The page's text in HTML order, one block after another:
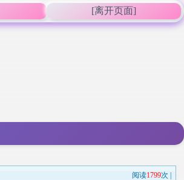
[离开页面]
阅读1799次 |